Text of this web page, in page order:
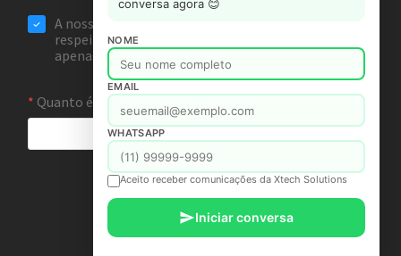
conversa agora 😊
NOME
EMAIL
WHATSAPP
Aceito receber comunicações da Xtech Solutions
Iniciar conversa